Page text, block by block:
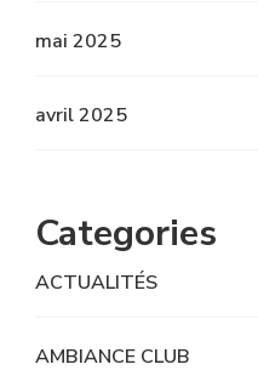
mai 2025
avril 2025
Categories
ACTUALITÉS
AMBIANCE CLUB